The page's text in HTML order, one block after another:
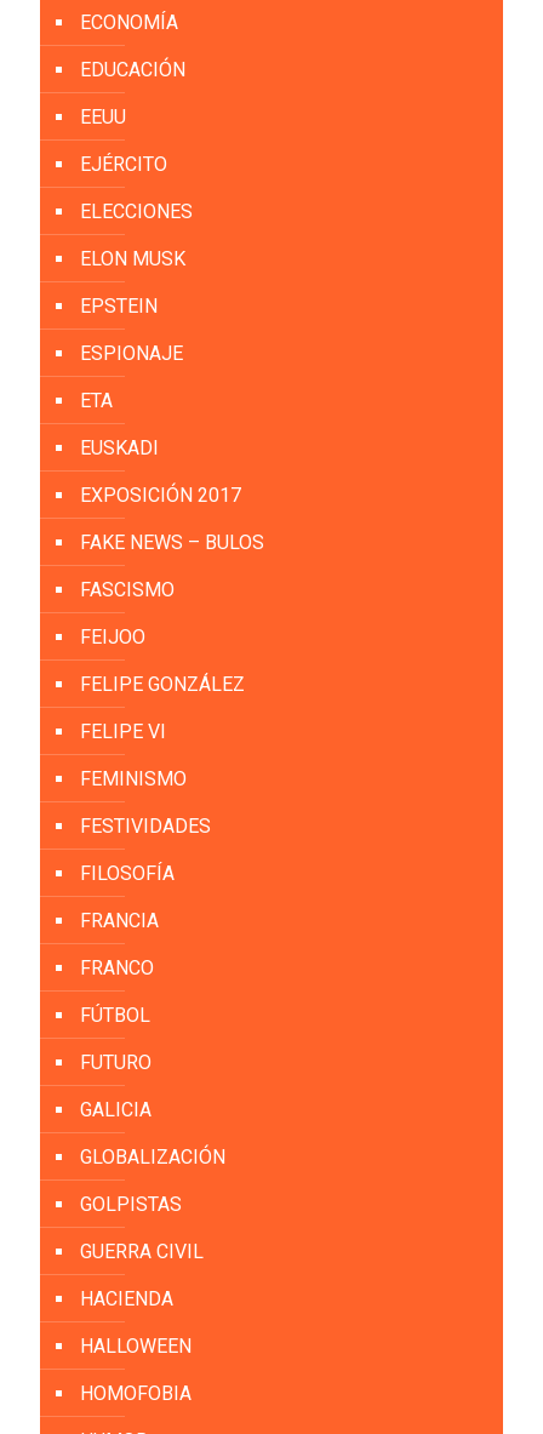
ECONOMÍA
EDUCACIÓN
EEUU
EJÉRCITO
ELECCIONES
ELON MUSK
EPSTEIN
ESPIONAJE
ETA
EUSKADI
EXPOSICIÓN 2017
FAKE NEWS – BULOS
FASCISMO
FEIJOO
FELIPE GONZÁLEZ
FELIPE VI
FEMINISMO
FESTIVIDADES
FILOSOFÍA
FRANCIA
FRANCO
FÚTBOL
FUTURO
GALICIA
GLOBALIZACIÓN
GOLPISTAS
GUERRA CIVIL
HACIENDA
HALLOWEEN
HOMOFOBIA